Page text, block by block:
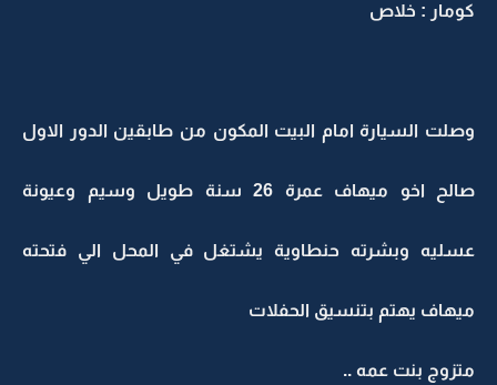
كومار : خلاص
وصلت السيارة امام البيت المكون من طابقين الدور الاول
صالح اخو ميهاف عمرة 26 سنة طويل وسيم وعيونة
عسليه وبشرته حنطاوية يشتغل في المحل الي فتحته
ميهاف يهتم بتنسيق الحفلات
متزوج بنت عمه ..